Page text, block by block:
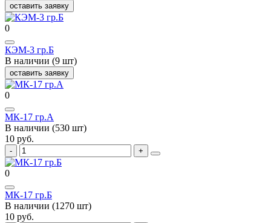
оставить заявку
0
КЭМ-3 гр.Б
В наличии (9 шт)
оставить заявку
0
МК-17 гр.А
В наличии (530 шт)
10 руб.
0
МК-17 гр.Б
В наличии (1270 шт)
10 руб.